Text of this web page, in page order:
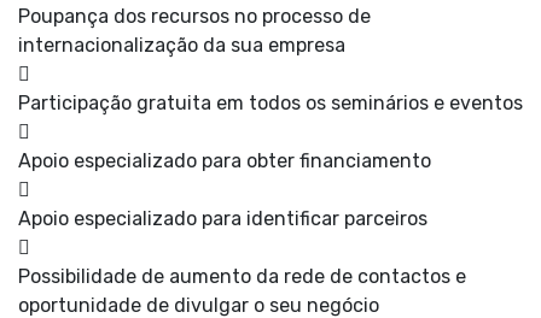
Poupança dos recursos no processo de
internacionalização da sua empresa
Participação gratuita em todos os seminários e eventos
Apoio especializado para obter financiamento
Apoio especializado para identificar parceiros
Possibilidade de aumento da rede de contactos e
oportunidade de divulgar o seu negócio